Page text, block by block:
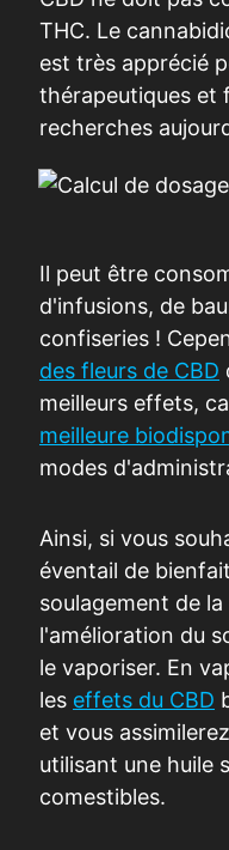
THC. Le
est très apprécié
thérapeutiques et
recherches
Il peut être
d'infusions, de
confiseries !
des fleurs de CBD
meilleurs effets,
meilleure
modes
Ainsi, si vous
éventail de
soulagement de
l'amélioration du
le vaporiser. En
les effets du CBD
et vous
utilisant une huile
comestibles.